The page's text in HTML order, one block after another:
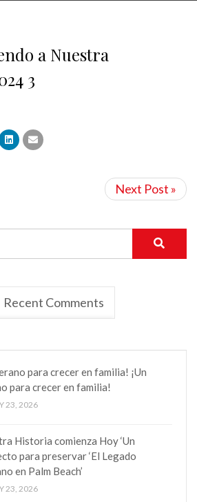
a Nuestra
3
Next Post »
Recent Comments
para crecer en familia! ¡Un
para crecer en familia!
23, 2026
Historia comienza Hoy ‘Un
para preservar ‘El Legado
en Palm Beach’
23, 2026